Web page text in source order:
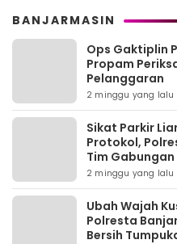
BANJARMASIN
Ops Gaktiplin
Propam
Pelanggaran
2 minggu yang lalu
Sikat Parkir
Protokol,
Tim Gabungan
2 minggu yang lalu
Ubah Wajah
Polresta
Bersih